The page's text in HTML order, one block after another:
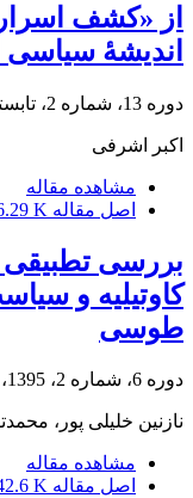
از «کشف
اندیشۀ سیاسی
دوره 13، شماره 2، تابستان 1402، صفحه
اکبر اشرفی
مشاهده مقاله
اصل مقاله K
بررسی
کاوتیلیه و
طوسی
دوره 6، شماره 2، 1395، صفحه
نازنین خلیلی پور،
مشاهده مقاله
اصل مقاله K